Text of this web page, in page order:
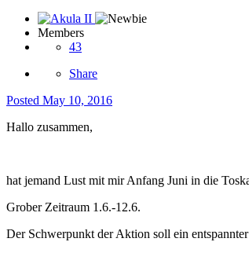
Members
43
Share
Posted May 10, 2016
Hallo zusammen,
hat jemand Lust mit mir Anfang Juni in die
Grober Zeitraum 1.6.-12.6.
Der Schwerpunkt der Aktion soll ein